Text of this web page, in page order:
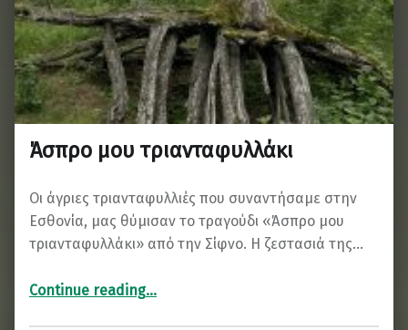
Άσπρο μου τριανταφυλλάκι
Οι άγριες τριανταφυλλιές που συναντήσαμε στην
Εσθονία, μας θύμισαν το τραγούδι «Άσπρο μου
τριανταφυλλάκι» από την Σίφνο. Η ζεστασιά της…
Continue reading…